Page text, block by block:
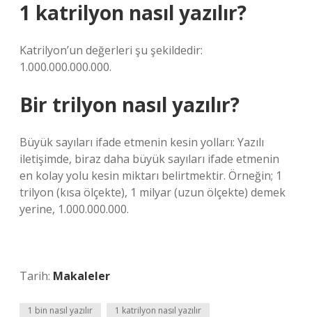
1 katrilyon nasıl yazılır?
Katrilyon’un değerleri şu şekildedir:
1.000.000.000.000.
Bir trilyon nasıl yazılır?
Büyük sayıları ifade etmenin kesin yolları: Yazılı
iletişimde, biraz daha büyük sayıları ifade etmenin
en kolay yolu kesin miktarı belirtmektir. Örneğin; 1
trilyon (kısa ölçekte), 1 milyar (uzun ölçekte) demek
yerine, 1.000.000.000.
Tarih: Makaleler
1 bin nasıl yazılır 1 katrilyon nasıl yazılır